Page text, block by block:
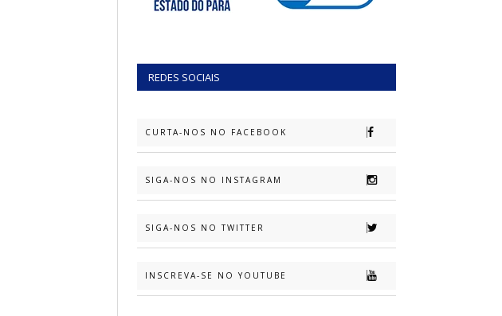
REDES SOCIAIS
CURTA-NOS NO FACEBOOK
SIGA-NOS NO INSTAGRAM
SIGA-NOS NO TWITTER
INSCREVA-SE NO YOUTUBE